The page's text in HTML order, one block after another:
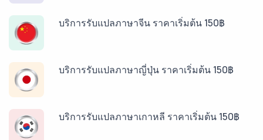
บริการรับแปลภาษาจีน ราคาเริ่มต้น 150฿
บริการรับแปลภาษาญี่ปุ่น ราคาเริ่มต้น 150฿
บริการรับแปลภาษาเกาหลี ราคาเริ่มต้น 150฿